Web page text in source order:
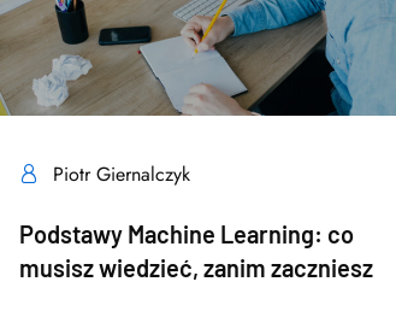
Piotr Giernalczyk
Podstawy Machine Learning: co
musisz wiedzieć, zanim zaczniesz